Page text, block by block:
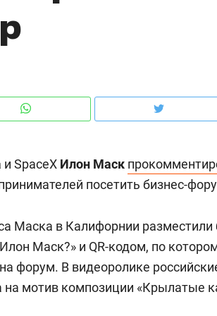
и SpaceX Илон Маск
посетить бизнес-
Маска в Калифорнии
Маск?» и QR-кодом, по
форум. В видеоролике
мотив композиции «Крылатые
150 камер до квартиры и
ID вместо ключа: какой